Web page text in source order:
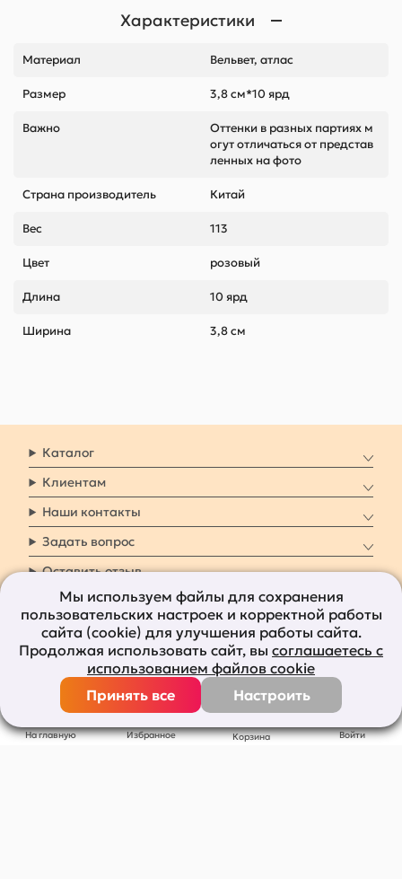
На главную Избранное Корзина Войти
Характеристики
Материал Вельвет, атлас
Размер 3,8 см*10 ярд
Важно
Оттенки в разных партиях м
огут отличаться от представ
ленных на фото
Страна производитель Китай
Вес 113
Цвет розовый
Длина 10 ярд
Ширина 3,8 см
Каталог
Клиентам
Наши контакты
Задать вопрос
Оставить отзыв
8 800 7009 161 Заказать звонок
Наши социальные
сети
Все права защищены © 2011-2026bolshepodarkov.ru
Мы используем файлы для сохранения
пользовательских настроек и корректной работы
сайта (cookie) для улучшения работы сайта.
Продолжая использовать сайт, вы соглашаетесь с
использованием файлов cookie
Принять все
Настроить